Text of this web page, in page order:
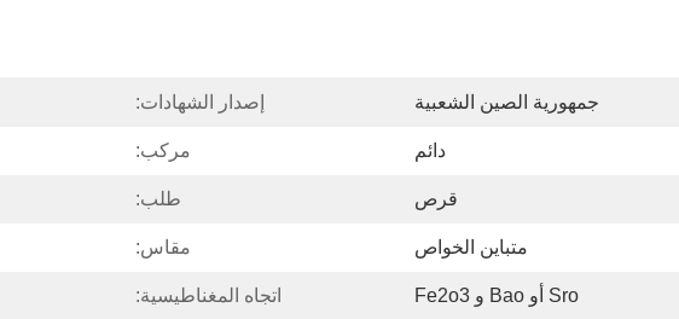
جمهورية الصين الشعبية إصدار الشهادات:
دائم مركب:
قرص طلب:
متباين الخواص مقاس:
Sro أو Bao و Fe2o3 اتجاه المغناطيسية: